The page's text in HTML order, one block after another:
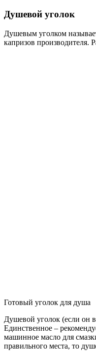
Душевой уголок
Душевым уголком
капризов производителя.
Готовый уголок для душа
Душевой уголок (если он
Единственное –
машинное масло для
правильного места, то